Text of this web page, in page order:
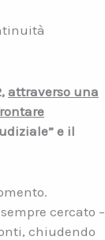
attraverso una
e il
cercato –
chiudendo